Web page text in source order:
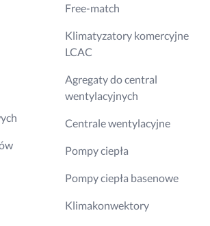
Free-match
Klimatyzatory komercyjne
LCAC
Agregaty do central
wentylacyjnych
Centrale wentylacyjne
Pompy ciepła
Pompy ciepła basenowe
Klimakonwektory